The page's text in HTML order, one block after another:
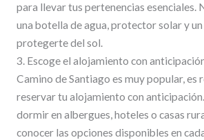
para llevar tus pertenencias esenciales.
una botella de agua, protector solar y
protegerte del sol.
3. Escoge el alojamiento con
Camino de Santiago es muy popular, es
reservar tu alojamiento con
dormir en albergues, hoteles o casas
conocer las opciones disponibles en